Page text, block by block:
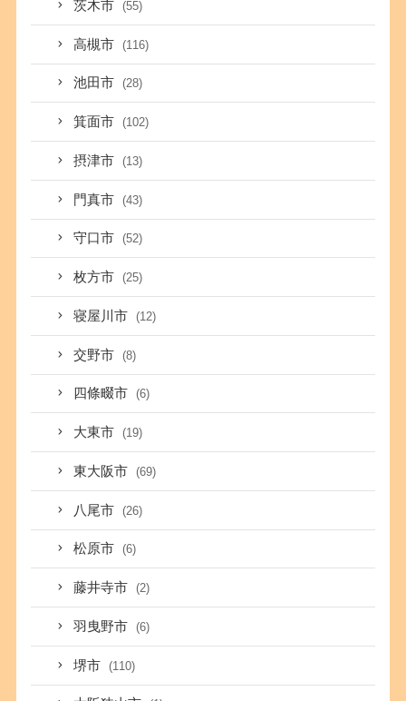
茨木市 (55)
高槻市 (116)
池田市 (28)
箕面市 (102)
摂津市 (13)
門真市 (43)
守口市 (52)
枚方市 (25)
寝屋川市 (12)
交野市 (8)
四條畷市 (6)
大東市 (19)
東大阪市 (69)
八尾市 (26)
松原市 (6)
藤井寺市 (2)
羽曳野市 (6)
堺市 (110)